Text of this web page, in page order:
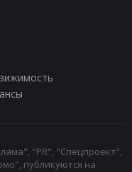
"PR", "Спецпроект",
публикуются на